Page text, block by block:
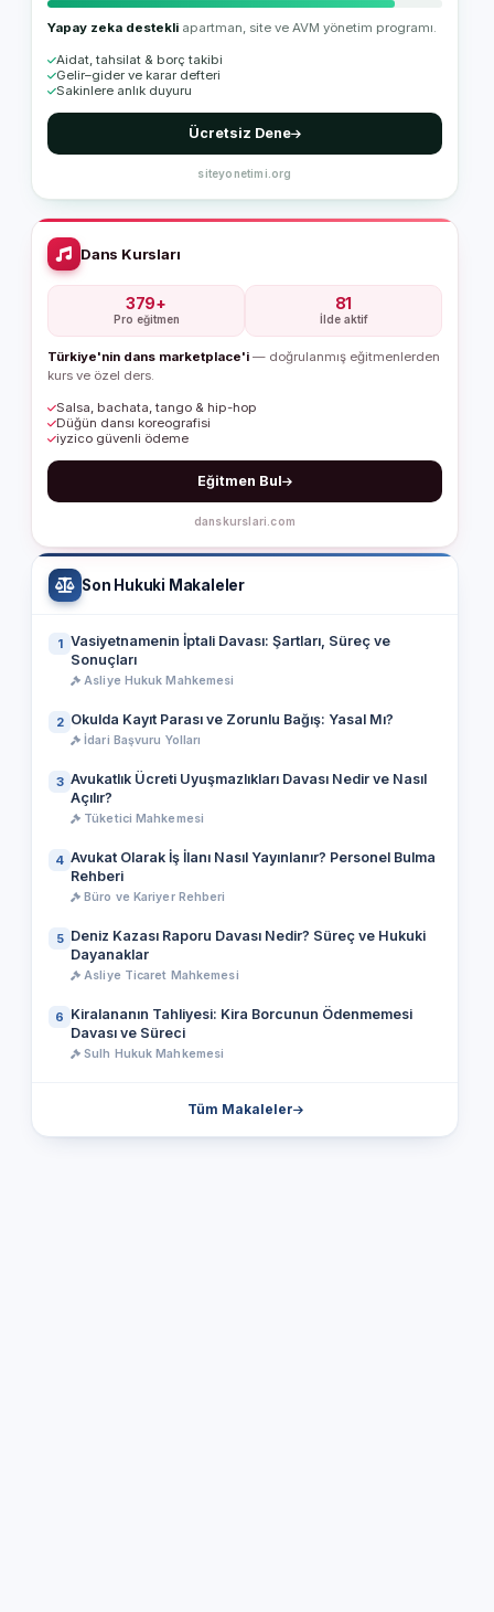
Son Hukuki Makaleler
1 Vasiyetnamenin İptali Davası: Şartları, Süreç ve
Sonuçları
Asliye Hukuk Mahkemesi
2 Okulda Kayıt Parası ve Zorunlu Bağış: Yasal Mı?
İdari Başvuru Yolları
3 Avukatlık Ücreti Uyuşmazlıkları Davası Nedir ve Nasıl
Açılır?
Tüketici Mahkemesi
4 Avukat Olarak İş İlanı Nasıl Yayınlanır? Personel Bulma
Rehberi
Büro ve Kariyer Rehberi
5 Deniz Kazası Raporu Davası Nedir? Süreç ve Hukuki
Dayanaklar
Asliye Ticaret Mahkemesi
6 Kiralananın Tahliyesi: Kira Borcunun Ödenmemesi
Davası ve Süreci
Sulh Hukuk Mahkemesi
Tüm Makaleler
Yapay zeka destekli apartman, site ve AVM yönetim programı.
Aidat, tahsilat & borç takibi
Gelir–gider ve karar defteri
Sakinlere anlık duyuru
Ücretsiz Dene
siteyonetimi.org
Dans Kursları
379+
Pro eğitmen
81
İlde aktif
Türkiye'nin dans marketplace'i — doğrulanmış eğitmenlerden
kurs ve özel ders.
Salsa, bachata, tango & hip-hop
Düğün dansı koreografisi
iyzico güvenli ödeme
Eğitmen Bul
danskurslari.com